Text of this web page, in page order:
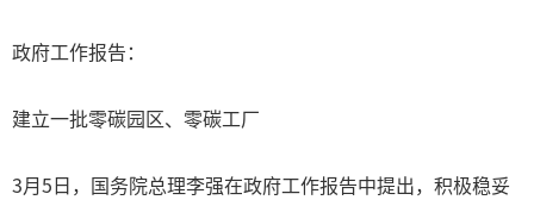
政府工作报告：
建立一批零碳园区、零碳工厂
3月5日，国务院总理李强在政府工作报告中提出，积极稳妥